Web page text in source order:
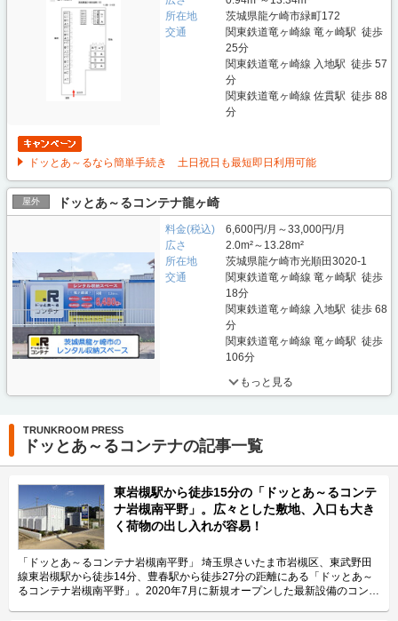
所在地
茨城県龍ケ崎市緑町172
交通
関東鉄道竜ヶ崎線 竜ヶ崎駅 徒歩
25分
関東鉄道竜ヶ崎線 入地駅 徒歩 57
分
関東鉄道竜ヶ崎線 佐貫駅 徒歩 88
分
ドッとあ～るなら簡単手続き 土日祝日も最短即日利用可能
屋外 ドッとあ～るコンテナ龍ヶ崎
料金(税込)
6,600円/月～33,000円/月
広さ
2.0m²～13.28m²
所在地
茨城県龍ケ崎市光順田3020-1
交通
関東鉄道竜ヶ崎線 竜ヶ崎駅 徒歩
18分
関東鉄道竜ヶ崎線 入地駅 徒歩 68
分
関東鉄道竜ヶ崎線 竜ヶ崎駅 徒歩
106分
もっと見る
TRUNKROOM PRESS
ドッとあ～るコンテナの記事一覧
東岩槻駅から徒歩15分の「ドッとあ～るコンテ
ナ岩槻南平野」。広々とした敷地、入口も大き
く荷物の出し入れが容易！
「ドッとあ～るコンテナ岩槻南平野」 埼玉県さいたま市岩槻区、東武野田
線東岩槻駅から徒歩14分、豊春駅から徒歩27分の距離にある「ドッとあ～
るコンテナ岩槻南平野」。2020年7月に新規オープンした最新設備のコンテ